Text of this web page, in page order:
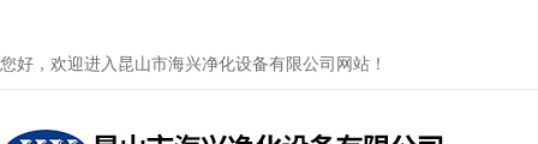
您好，欢迎进入昆山市海兴净化设备有限公司网站！